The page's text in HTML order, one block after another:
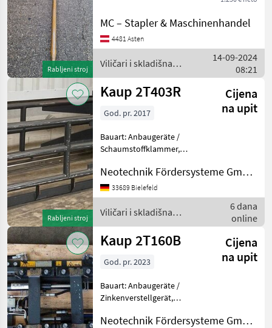
ODABERITE
KATEGORIJU
Kaup
Kozina
Jungheinrich
Linde
Bolzoni
Fliegl
Prikaži
sve (8)
MARKETPLACE
Marketplace
Ponude
trgovaca oglasi
Rabljeni stroj
oprema i rezervni dijelovi za
MC – Stapler & Maschinenhandel
4481 Asten
Viličari i skladišna
tehnika / Kaup
14-09-2024
08:21
Rabljeni stroj
Kaup 2T403R
Cijena
na upit
God. pr. 2017
Bauart: Anbaugeräte /
Schaumstoffklammer,
Sonderausstattungbeschreibung:
Öffnungsbereich 705 - 2325
mm, Vorbaumaß 10mm
erhöht, Arme 1800x500mm
Neotechnik Fördersysteme GmbH & Co. KG
33689 Bielefeld
Viličari i skladišna
tehnika / Kaup
6 dana
online
Kaup 2T160B
Cijena
na upit
God. pr. 2023
Bauart: Anbaugeräte /
Zinkenverstellgerät,
Sonderausstattungbeschreibung:
Neotechnik Fördersysteme GmbH & Co. KG